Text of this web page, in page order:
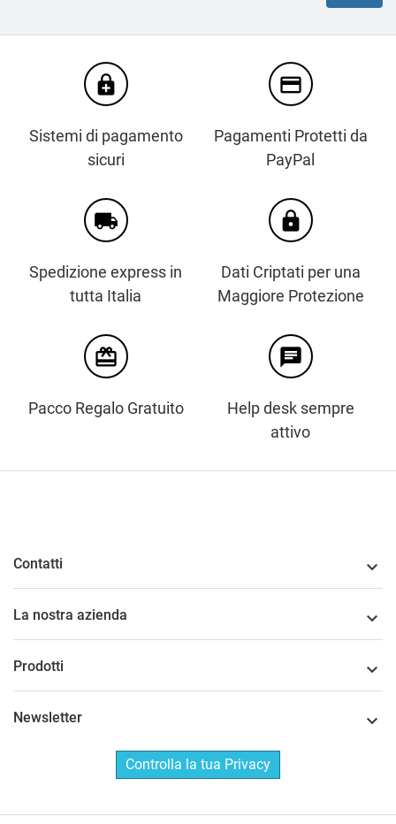
enhanced_encryption
Sistemi di pagamento
sicuri
credit_card
Pagamenti Protetti da
PayPal
local_shipping
Spedizione express in
tutta Italia
https
Dati Criptati per una
Maggiore Protezione
card_giftcard
Pacco Regalo Gratuito
chat
Help desk sempre
attivo
Contatti 
La nostra azienda 
Prodotti 
Newsletter 
Controlla la tua Privacy